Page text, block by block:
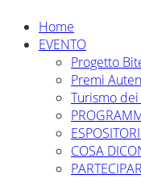
Home
EVENTO
Progetto
Premi
Turismo
COSA